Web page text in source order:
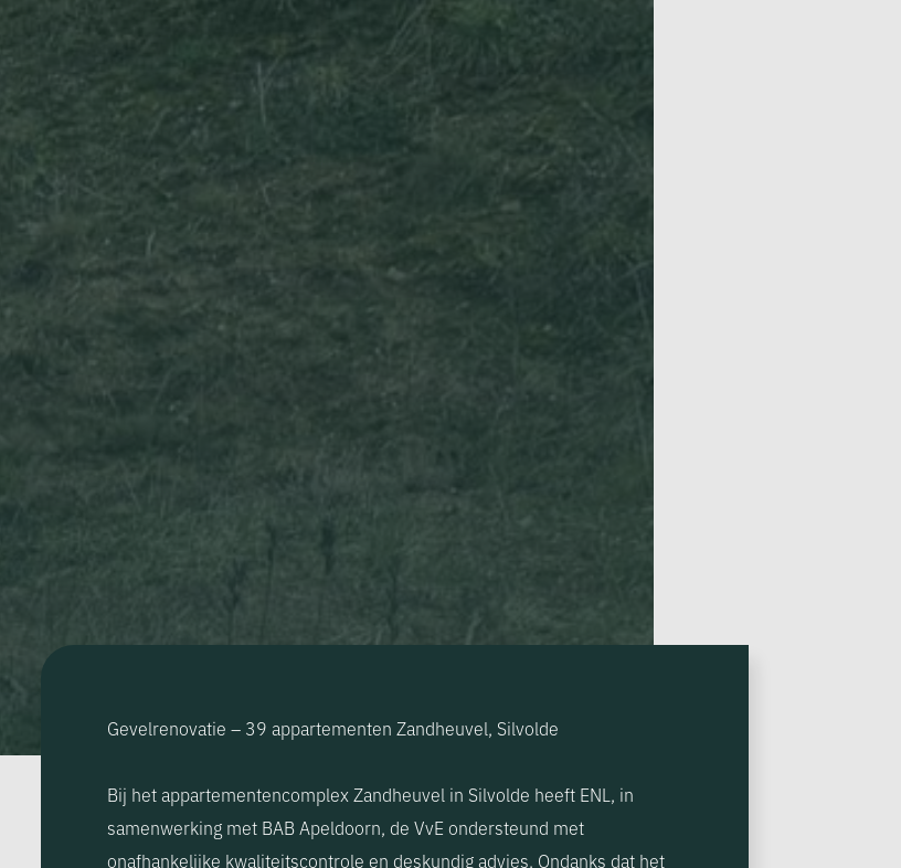
Gevelrenovatie – 39 appartementen Zandheuvel, Silvolde
Bij het appartementencomplex Zandheuvel in Silvolde heeft ENL, in
samenwerking met BAB Apeldoorn, de VvE ondersteund met
onafhankelijke kwaliteitscontrole en deskundig advies. Ondanks dat het